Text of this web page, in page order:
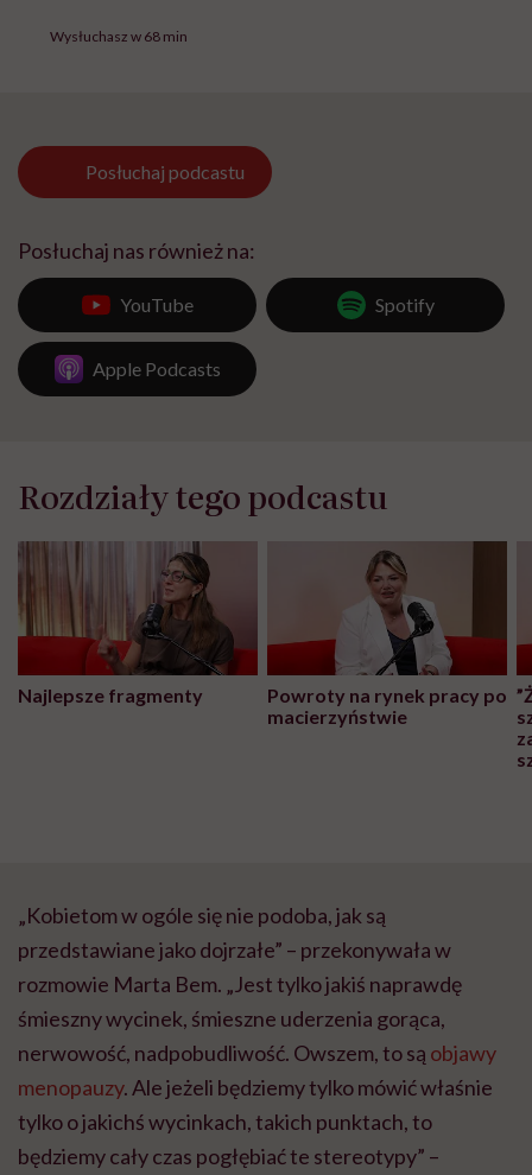
Wysłuchasz w 68 min
Posłuchaj podcastu
Posłuchaj nas również na:
YouTube Spotify
Apple Podcasts
Rozdziały tego podcastu
Najlepsze fragmenty
Powroty na rynek pracy po
macierzyństwie
„Kobietom w ogóle się nie podoba, jak są
przedstawiane jako dojrzałe” – przekonywała w
rozmowie Marta Bem. „Jest tylko jakiś naprawdę
śmieszny wycinek, śmieszne uderzenia gorąca,
nerwowość, nadpobudliwość. Owszem, to są objawy
menopauzy. Ale jeżeli będziemy tylko mówić właśnie
tylko o jakichś wycinkach, takich punktach, to
będziemy cały czas pogłębiać te stereotypy” –